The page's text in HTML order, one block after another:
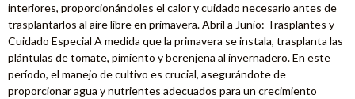
interiores, proporcionándoles el calor y cuidado necesario antes de
trasplantarlos al aire libre en primavera. Abril a Junio: Trasplantes y
Cuidado Especial A medida que la primavera se instala, trasplanta las
plántulas de tomate, pimiento y berenjena al invernadero. En este
período, el manejo de cultivo es crucial, asegurándote de
proporcionar agua y nutrientes adecuados para un crecimiento